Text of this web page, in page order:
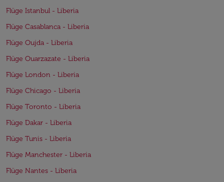
Flüge Istanbul - Liberia
Flüge Casablanca - Liberia
Flüge Oujda - Liberia
Flüge Ouarzazate - Liberia
Flüge London - Liberia
Flüge Chicago - Liberia
Flüge Toronto - Liberia
Flüge Dakar - Liberia
Flüge Tunis - Liberia
Flüge Manchester - Liberia
Flüge Nantes - Liberia